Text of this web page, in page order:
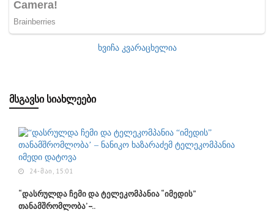
ხვიჩა კვარაცხელია
ᲛᲡᲒᲐᲕᲡᲘ ᲡᲘᲐᲮᲚᲔᲔᲑᲘ
24-ᲛᲐᲘ, 15:01
“დასრულდა ჩემი და ტელეკომპანია “იმედის”
თანამშრომლობა’ –..